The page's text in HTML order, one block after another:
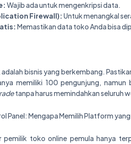
Wajib ada untuk mengenkripsi data.
Firewall): Untuk menangkal
Memastikan data toko Anda bisa
adalah bisnis yang berkembang.
memiliki 100 pengunjung,
tanpa harus memindahkan seluruh
Panel: Mengapa Memilih Platform
pemilik toko online pemula hanya